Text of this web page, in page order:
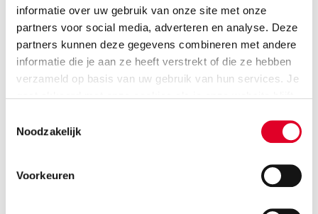
informatie over uw gebruik van onze site met onze
partners voor social media, adverteren en analyse. Deze
partners kunnen deze gegevens combineren met andere
informatie die je aan ze heeft verstrekt of die ze hebben
verzameld op basis van uw gebruik van hun services. Je
gaat akkoord met onze cookies als je onze website blijft
Noodzakelijk
Voorkeuren
Geluidseisen woningbouw
appartementenbouw, met massieve wanden, een zeer
van 30 cm is dan voldoende als woningscheiding. Bij